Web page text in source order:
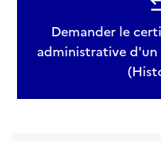
Demander le
administrative d'un